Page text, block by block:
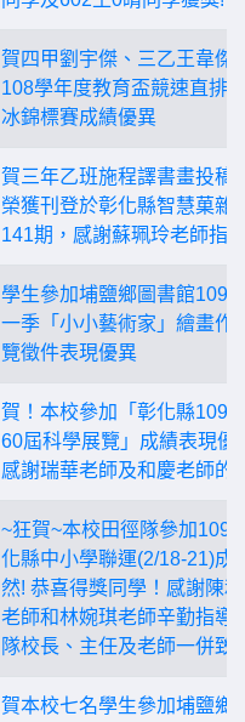
賀四甲劉宇傑、三乙王韋傑
108學年度教育盃競速直排
冰錦標賽成績優異
賀三年乙班施程譯書畫投稿
榮獲刊登於彰化縣智慧菓雜
141期，感謝蘇珮玲老師指
學生參加埔鹽鄉圖書館109
一季「小小藝術家」繪畫作
覽徵件表現優異
賀！本校參加「彰化縣109
60屆科學展覽」成績表現優
感謝瑞華老師及和慶老師的
~狂賀~本校田徑隊參加109
化縣中小學聯運(2/18-21)成
然! 恭喜得獎同學！感謝陳
老師和林婉琪老師辛勤指導
隊校長、主任及老師一併致
賀本校七名學生參加埔鹽鄉